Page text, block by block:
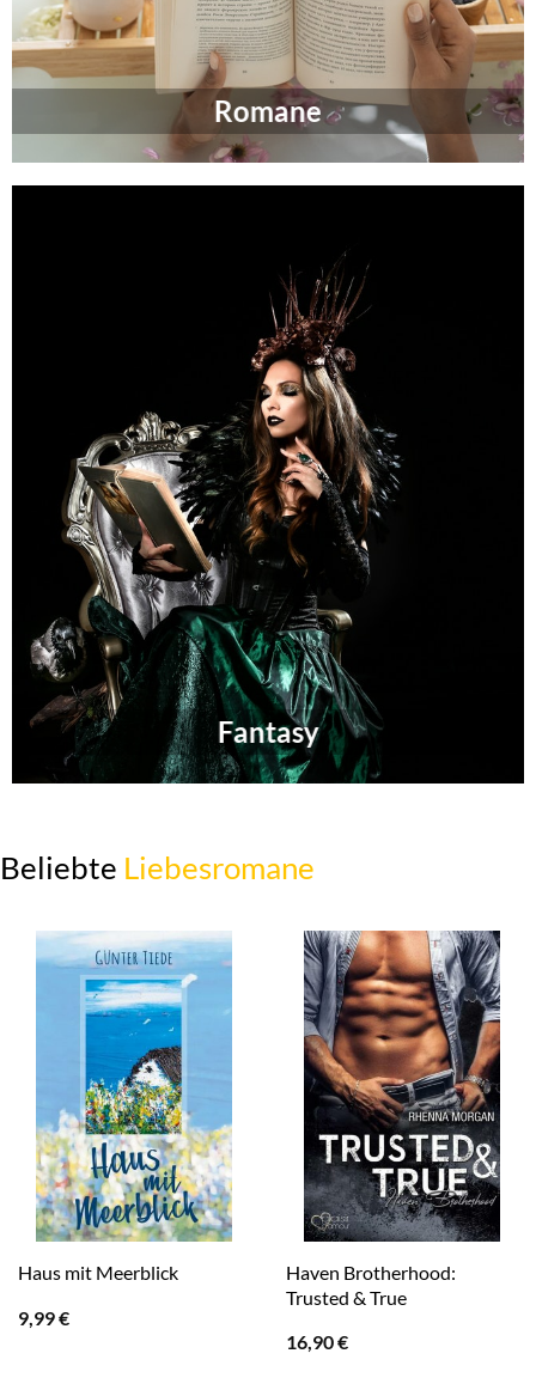
Romane
Fantasy
Beliebte Liebesromane
Haus mit Meerblick
9,99€
Haven Brotherhood:
Trusted & True
16,90€